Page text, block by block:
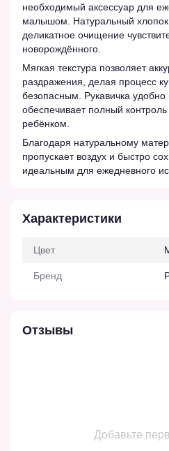
необходимый аксессуар для
малышом. Натуральный хлопок
деликатное очищение
новорождённого.
Мягкая текстура позволяет
раздражения, делая процесс
безопасным. Рукавичка удобно
обеспечивает полный
ребёнком.
Благодаря натуральному
пропускает воздух и быстро
идеальным для ежедневного
Характеристики
Цвет
Бренд
Отзывы
Добавьте